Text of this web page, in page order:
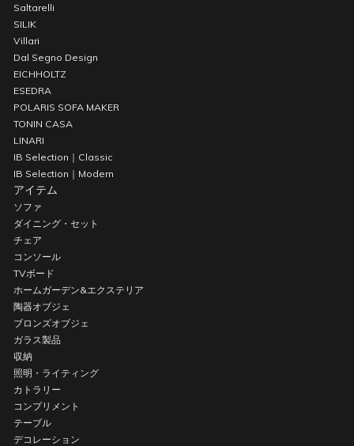
Saltarelli
SILIK
Villari
Dal Segno Design
EICHHOLTZ
ESEDRA
POLARIS SOFA MAKER
TONIN CASA
LINARI
IB Selection｜Classic
IB Selection｜Modern
アイテム
ソファ
ダイニング・セット
チェア
コンソール
TVボード
ホームガーデン&エクステリア
陶器オブジェ
ブロンズオブジェ
ガラス製品
収納
照明・ライティング
カトラリー
コンプリメント
テーブル
デコレーション